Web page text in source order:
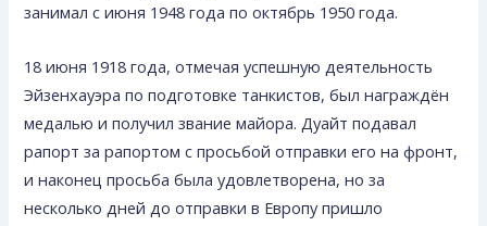
занимал с июня 1948 года по октябрь 1950 года.
18 июня 1918 года, отмечая успешную деятельность
Эйзенхауэра по подготовке танкистов, был награждён
медалью и получил звание майора. Дуайт подавал
рапорт за рапортом с просьбой отправки его на фронт,
и наконец просьба была удовлетворена, но за
несколько дней до отправки в Европу пришло